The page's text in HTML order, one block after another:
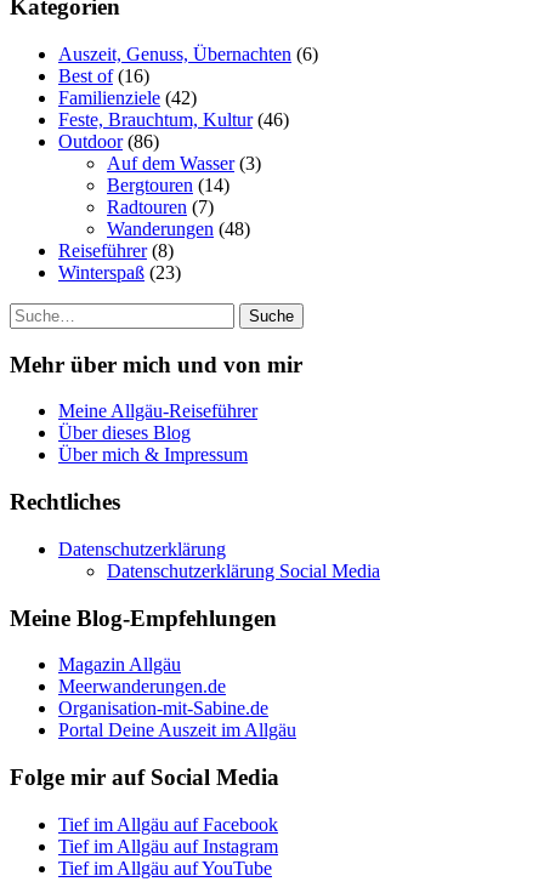
Kategorien
Auszeit, Genuss, Übernachten (6)
Best of(16)
Familienziele (42)
Feste, Brauchtum, Kultur(46)
Outdoor(86)
Auf dem Wasser(3)
Bergtouren (14)
Radtouren (7)
Wanderungen (48)
Reiseführer(8)
Winterspaß (23)
Suche
Mehr über mich und von mir
Meine Allgäu-Reiseführer
Über dieses Blog
Über mich & Impressum
Rechtliches
Datenschutzerklärung
Datenschutzerklärung Social Media
Meine Blog-Empfehlungen
Magazin Allgäu
Meerwanderungen.de
Organisation-mit-Sabine.de
Portal Deine Auszeit im Allgäu
Folge mir auf Social Media
Tief im Allgäu auf Facebook
Tief im Allgäu auf Instagram
Tief im Allgäu auf YouTube